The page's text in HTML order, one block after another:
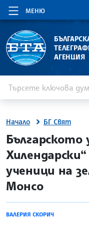
МЕНЮ
АГЕНЦИЯ
Начало БГ Свят
site.bta
Българското
ученици на
Монсо
ВАЛЕРИЯ СКОРИЧ